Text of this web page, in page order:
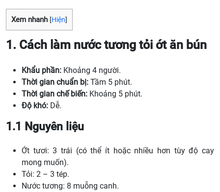
Xem nhanh [Hiện]
1. Cách làm nước tương tỏi ớt ăn bún
Khẩu phần: Khoảng 4 người.
Thời gian chuẩn bị: Tầm 5 phút.
Thời gian chế biến: Khoảng 5 phút.
Độ khó: Dễ.
1.1 Nguyên liệu
Ớt tươi: 3 trái (có thể ít hoặc nhiều hơn tùy độ cay
mong muốn).
Tỏi: 2 – 3 tép.
Nước tương: 8 muỗng canh.